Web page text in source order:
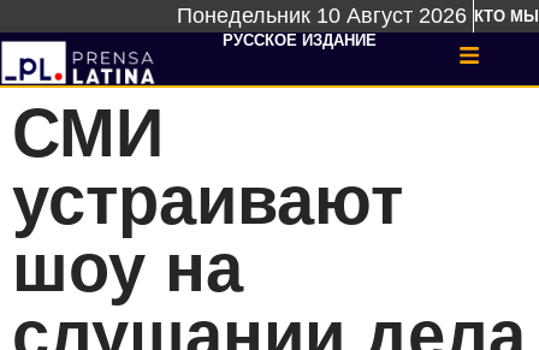
Понедельник 10 Август 2026 КТО МЫ
РУССКОЕ ИЗДАНИЕ
СМИ
устраивают
шоу на